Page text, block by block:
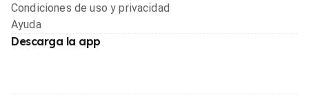
Condiciones de uso y privacidad
Ayuda
Descarga la app